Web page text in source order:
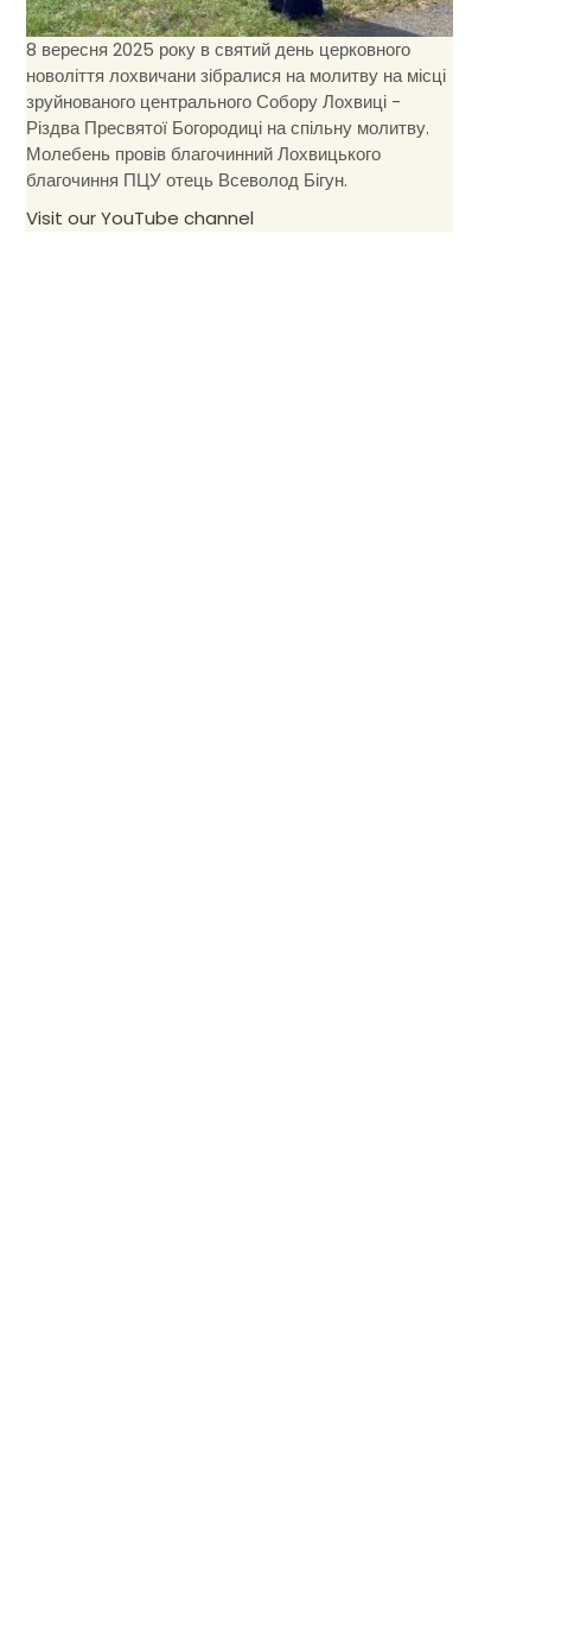
8 вересня 2025 року в святий день церковного
новоліття лохвичани зібралися на молитву на місці
зруйнованого центрального Собору Лохвиці -
Різдва Пресвятої Богородиці на спільну молитву.
Молебень провів благочинний Лохвицького
благочиння ПЦУ отець Всеволод Бігун.
Visit our YouTube channel